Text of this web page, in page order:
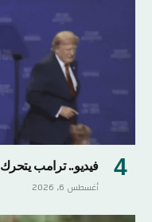
فيديو.. ترامب
أغسطس 6, 2026